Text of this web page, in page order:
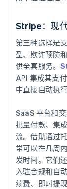
Stripe：现
第三种选择是
型、欺诈预防
供全套服务。
API 集成其支
中直接自动执
SaaS 平台和
批量付款、集
流。借助通过
常可以在几周
发时间。它们
入驻合规和自
续费、即时提